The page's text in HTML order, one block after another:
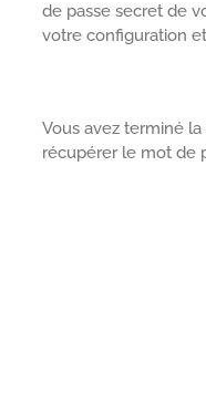
de passe secret de
votre configuration
Vous avez terminé
récupérer le mot de